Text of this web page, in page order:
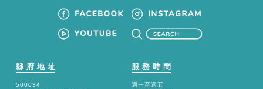
縣府地址
500034
服務時間
週一至週五